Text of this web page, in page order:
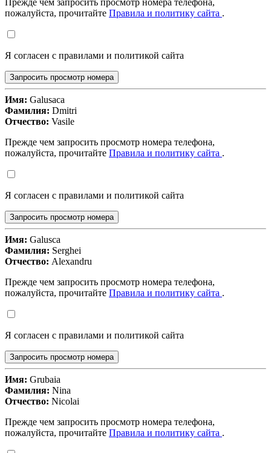
Прежде чем запросить просмотр номера телефона,
пожалуйста, прочитайте Правила и политику сайта .
Я согласен с правилами и политикой сайта
Запросить просмотр номера
Имя: Galusaca
Фамилия: Dmitri
Отчество: Vasile
Прежде чем запросить просмотр номера телефона,
пожалуйста, прочитайте Правила и политику сайта .
Я согласен с правилами и политикой сайта
Запросить просмотр номера
Имя: Galusca
Фамилия: Serghei
Отчество: Alexandru
Прежде чем запросить просмотр номера телефона,
пожалуйста, прочитайте Правила и политику сайта .
Я согласен с правилами и политикой сайта
Запросить просмотр номера
Имя: Grubaia
Фамилия: Nina
Отчество: Nicolai
Прежде чем запросить просмотр номера телефона,
пожалуйста, прочитайте Правила и политику сайта .